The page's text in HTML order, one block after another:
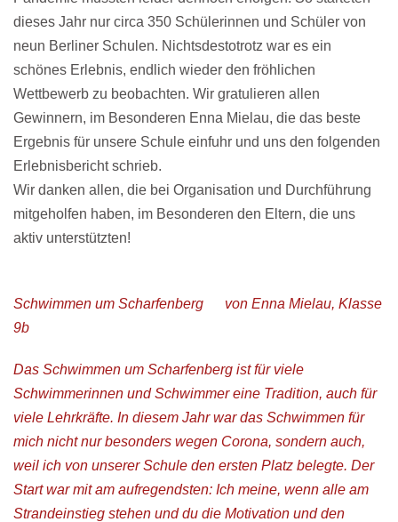
dieses Jahr nur circa 350 Schülerinnen und Schüler von
neun Berliner Schulen. Nichtsdestotrotz war es ein
schönes Erlebnis, endlich wieder den fröhlichen
Wettbewerb zu beobachten. Wir gratulieren allen
Gewinnern, im Besonderen Enna Mielau, die das beste
Ergebnis für unsere Schule einfuhr und uns den folgenden
Erlebnisbericht schrieb.
Wir danken allen, die bei Organisation und Durchführung
mitgeholfen haben, im Besonderen den Eltern, die uns
aktiv unterstützten!
Schwimmen um Scharfenberg von Enna Mielau, Klasse
9b
Das Schwimmen um Scharfenberg ist für viele
Schwimmerinnen und Schwimmer eine Tradition, auch für
viele Lehrkräfte. In diesem Jahr war das Schwimmen für
mich nicht nur besonders wegen Corona, sondern auch,
weil ich von unserer Schule den ersten Platz belegte. Der
Start war mit am aufregendsten: Ich meine, wenn alle am
Strandeinstieg stehen und du die Motivation und den